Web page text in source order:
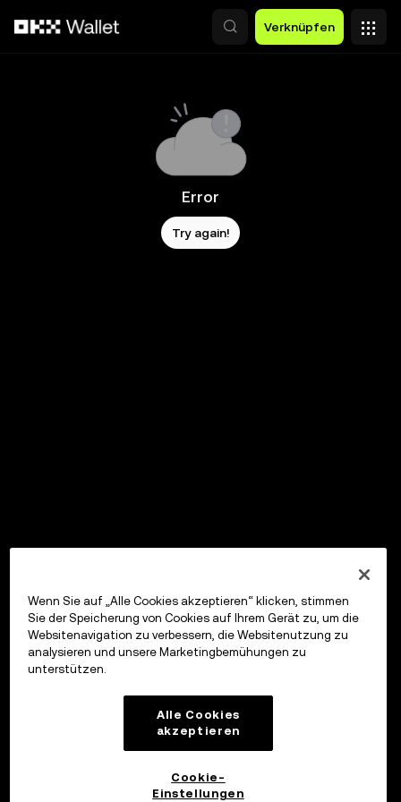
Verknüpfen
Error
Try again!
Wenn Sie auf „Alle Cookies akzeptieren“ klicken, stimmen
Sie der Speicherung von Cookies auf Ihrem Gerät zu, um die
Websitenavigation zu verbessern, die Websitenutzung zu
analysieren und unsere Marketingbemühungen zu
unterstützen.
Alle Cookies
akzeptieren
Cookie-
Einstellungen